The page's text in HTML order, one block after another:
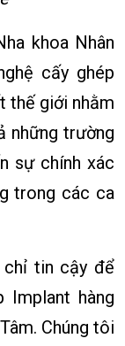
khoa Nhân
cấy ghép
thế giới nhằm
những trường
sự chính xác
trong các ca
tin cậy để
Implant hàng
Chúng tôi